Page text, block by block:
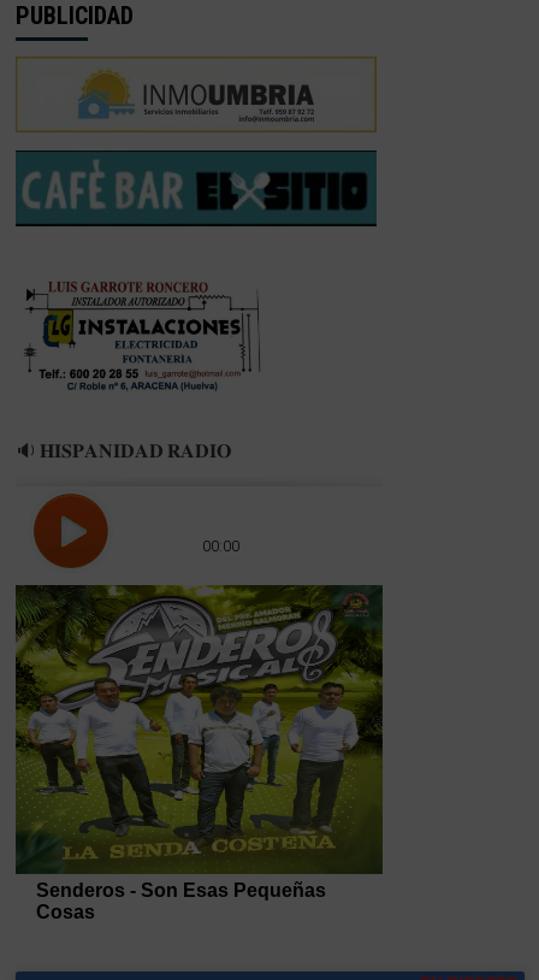
JUDITH
PRIMERA
INCORPORACIÓN
DEL
SPORTING
DE
HUELVA
PUBLICIDAD
🔉 𝐇𝐈𝐒𝐏𝐀𝐍𝐈𝐃𝐀𝐃 𝐑𝐀𝐃𝐈𝐎